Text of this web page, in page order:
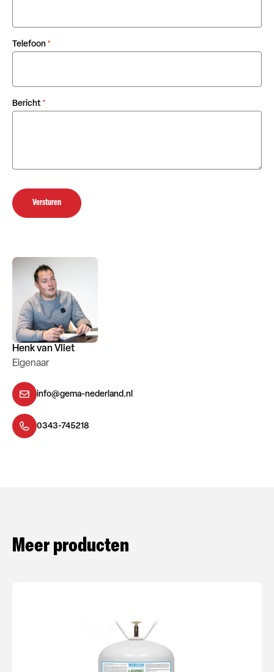
Henk van Vliet
Eigenaar
info@gema-nederland.nl
0343-745218
Telefoon *
Bericht *
Versturen
Meer producten